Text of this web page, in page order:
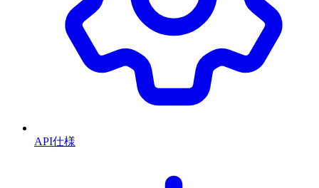
API仕様